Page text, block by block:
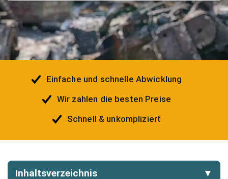
Einfache und schnelle Abwicklung
Wir zahlen die besten Preise
Schnell & unkompliziert
Inhaltsverzeichnis ▼